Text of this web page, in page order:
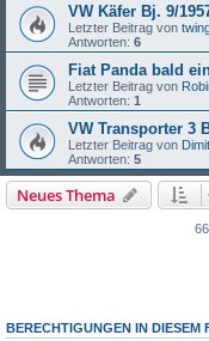
VW Käfer Bj. 9/
Letzter Beitrag von
Antworten: 6
Fiat Panda bald
Letzter Beitrag von
Antworten: 1
VW Transporter 3
Letzter Beitrag von
Antworten: 5
Neues Thema
BERECHTIGUNGEN IN DIESEM